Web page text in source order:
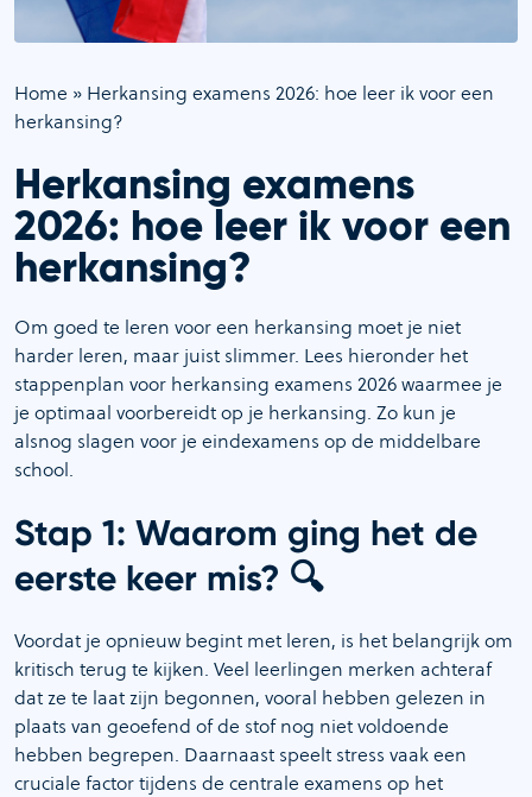
Home » Herkansing examens 2026: hoe leer ik voor een
herkansing?
Herkansing examens
2026: hoe leer ik voor een
herkansing?
Om goed te leren voor een herkansing moet je niet
harder leren, maar juist slimmer. Lees hieronder het
stappenplan voor herkansing examens 2026 waarmee je
je optimaal voorbereidt op je herkansing. Zo kun je
alsnog slagen voor je eindexamens op de middelbare
school.
Stap 1: Waarom ging het de
eerste keer mis? 🔍
Voordat je opnieuw begint met leren, is het belangrijk om
kritisch terug te kijken. Veel leerlingen merken achteraf
dat ze te laat zijn begonnen, vooral hebben gelezen in
plaats van geoefend of de stof nog niet voldoende
hebben begrepen. Daarnaast speelt stress vaak een
cruciale factor tijdens de centrale examens op het